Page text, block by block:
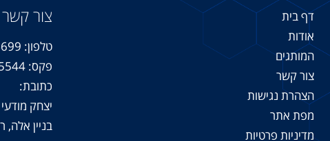
דף בית
אודות
המותגים
צור קשר
הצהרת נגישות
מפת אתר
מדיניות פרטיות
צור קשר
טלפון: 08-9316699
פקס: 08-9315544
כתובת:
יצחק מודעי 2, פארק הורוביץ
בניין אלה,